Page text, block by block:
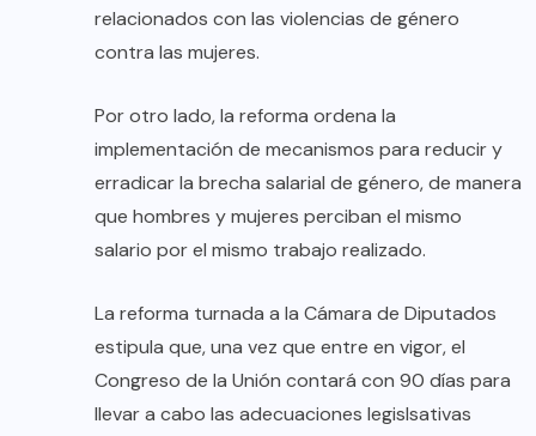
relacionados con las violencias de género
contra las mujeres.
Por otro lado, la reforma ordena la
implementación de mecanismos para reducir y
erradicar la brecha salarial de género, de manera
que hombres y mujeres perciban el mismo
salario por el mismo trabajo realizado.
La reforma turnada a la Cámara de Diputados
estipula que, una vez que entre en vigor, el
Congreso de la Unión contará con 90 días para
llevar a cabo las adecuaciones legislsativas